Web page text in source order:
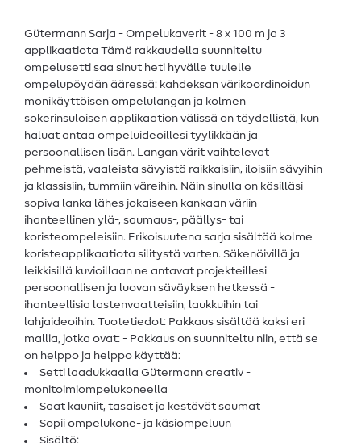
Gütermann Sarja - Ompelukaverit - 8 x 100 m ja 3
applikaatiota Tämä rakkaudella suunniteltu
ompelusetti saa sinut heti hyvälle tuulelle
ompelupöydän ääressä: kahdeksan värikoordinoidun
monikäyttöisen ompelulangan ja kolmen
sokerinsuloisen applikaation välissä on täydellistä, kun
haluat antaa ompeluideoillesi tyylikkään ja
persoonallisen lisän. Langan värit vaihtelevat
pehmeistä, vaaleista sävyistä raikkaisiin, iloisiin sävyihin
ja klassisiin, tummiin väreihin. Näin sinulla on käsilläsi
sopiva lanka lähes jokaiseen kankaan väriin -
ihanteellinen ylä-, saumaus-, päällys- tai
koristeompeleisiin. Erikoisuutena sarja sisältää kolme
koristeapplikaatiota silitystä varten. Säkenöivillä ja
leikkisillä kuvioillaan ne antavat projekteillesi
persoonallisen ja luovan säväyksen hetkessä -
ihanteellisia lastenvaatteisiin, laukkuihin tai
lahjaideoihin. Tuotetiedot: Pakkaus sisältää kaksi eri
mallia, jotka ovat: - Pakkaus on suunniteltu niin, että se
on helppo ja helppo käyttää:
Setti laadukkaalla Gütermann creativ -
monitoimiompelukoneella
Saat kauniit, tasaiset ja kestävät saumat
Sopii ompelukone- ja käsiompeluun
Sisältö: